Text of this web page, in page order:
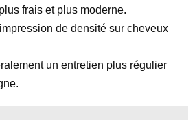
frais et plus moderne.
impression de densité sur cheveux
un entretien plus régulier